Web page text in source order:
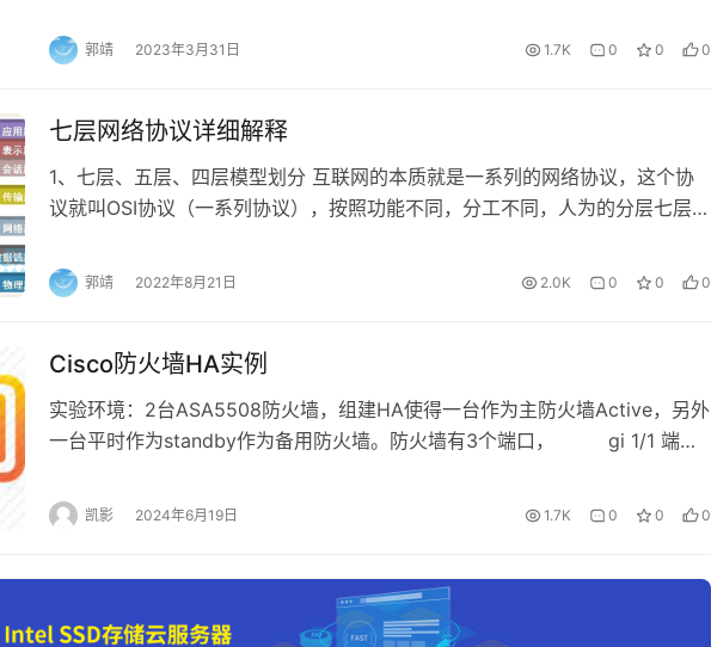
一个 DOS界面窗口，开始检查 IIS环境和对 IIS增加　PHP 8 支持
安装完成
使用53端口 DNS 解析过程 首先，客户端先在本地缓存查找是否有缓存域名，
比如没有，客户端发送DNS请求IP地址或主机名，DN…
郭靖 2023年3月31日 1.7K 0 0 0
七层网络协议详细解释
1、七层、五层、四层模型划分 互联网的本质就是一系列的网络协议，这个协
议就叫OSI协议（一系列协议），按照功能不同，分工不同，人为的分层七层。
出来的目的只是让你明白哪一层是干什么用的。 每一层都运行不同的协议。协
议是干什么的，协议就是标准。 实际上还有人把它划成五层、四层。 七层划分
郭靖 2022年8月21日 2.0K 0 0 0
Cisco防火墙HA实例
实验环境：2台ASA5508防火墙，组建HA使得一台作为主防火墙Active，另外
一台平时作为standby作为备用防火墙。防火墙有3个端口， gi 1/1 端口
验目的：使得两台防火墙互为主备，平时只有一台工作，另一台作为热备在
凯影 2024年6月19日 1.7K 0 0 0